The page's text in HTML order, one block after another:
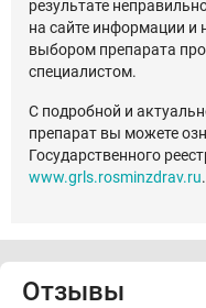
результате
на сайте информации и
выбором препарата
специалистом.
С подробной и
препарат вы можете
Государственного
www.grls.rosminzdrav.ru.
Отзывы